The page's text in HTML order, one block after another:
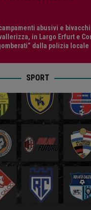
abusivi e
in Largo Erfurt e
dalla polizia locale
SPORT